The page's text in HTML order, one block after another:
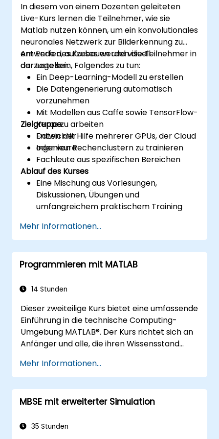
Funktionen entwickeln
In diesem von einem Dozenten geleiteten
Live-Kurs lernen die Teilnehmer, wie sie
Matlab nutzen können, um ein konvolutionales
neuronales Netzwerk zur Bilderkennung zu
entwerfen, aufzubauen und visuell
darzustellen.
Am Ende des Kurses werden die Teilnehmer in
der Lage sein, Folgendes zu tun:
Ein Deep-Learning-Modell zu erstellen
Die Datengenerierung automatisch
vorzunehmen
Mit Modellen aus Caffe sowie TensorFlow-
Keras zu arbeiten
Daten mit Hilfe mehrerer GPUs, der Cloud
oder von Rechenclustern zu trainieren
Zielgruppe
Entwickler
Ingenieure
Fachleute aus spezifischen Bereichen
Ablauf des Kurses
Eine Mischung aus Vorlesungen,
Diskussionen, Übungen und
umfangreichem praktischem Training
Mehr Informationen...
Programmieren mit MATLAB
14 Stunden
Dieser zweiteilige Kurs bietet eine umfassende
Einführung in die technische Computing-
Umgebung MATLAB®. Der Kurs richtet sich an
Anfänger und alle, die ihren Wissensstand
Vorkenntnisse in Programmierung oder mit
MATLAB vorausgesetzt. Im gesamten Kurs
werden Themen wie Datenanalyse,
Visualisierung, Modellierung und
Mehr Informationen...
MBSE mit erweiterter Simulation
35 Stunden